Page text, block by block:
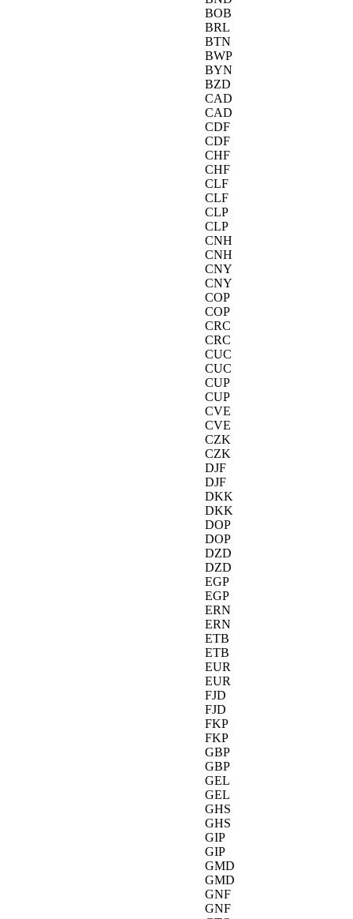
BOB
BRL
BTN
BWP
BYN
BZD
CAD
CAD
CDF
CDF
CHF
CHF
CLF
CLF
CLP
CLP
CNH
CNH
CNY
CNY
COP
COP
CRC
CRC
CUC
CUC
CUP
CUP
CVE
CVE
CZK
CZK
DJF
DJF
DKK
DKK
DOP
DOP
DZD
DZD
EGP
EGP
ERN
ERN
ETB
ETB
EUR
EUR
FJD
FJD
FKP
FKP
GBP
GBP
GEL
GEL
GHS
GHS
GIP
GIP
GMD
GMD
GNF
GNF